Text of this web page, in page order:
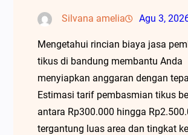
Silvana amelia Agu 3,
Mengetahui rincian biaya jasa
tikus di bandung membantu Anda
menyiapkan anggaran dengan
Estimasi tarif pembasmian tikus
antara Rp300.000 hingga
tergantung luas area dan tingkat